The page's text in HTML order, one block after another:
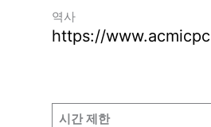
역사
https://
시간 제한